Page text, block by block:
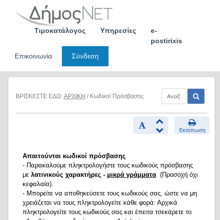
Τιμοκατάλογος Υπηρεσίες
e-
postirixis
Επικοινωνία
Σύνδεση
ΒΡΙΣΚΕΣΤΕ ΕΔΩ: ΑΡΧΙΚΗ / Κωδικοί Πρόσβασης
Εκτύπωση
Απαιτούνται κωδικοί πρόσβασης
- Παρακαλούμε πληκτρολογήστε τους κωδικούς πρόσβασης
με λατινικούς χαρακτήρες - μικρά γράμματα (Προσοχή όχι
κεφαλαία).
- Μπορείτε να αποθηκεύσετε τους κωδικούς σας, ώστε να μη
χρειάζεται να τους πληκτρολογείτε κάθε φορά: Αρχικά
πληκτρολογείτε τους κωδικούς σας και έπειτα τσεκάρετε το